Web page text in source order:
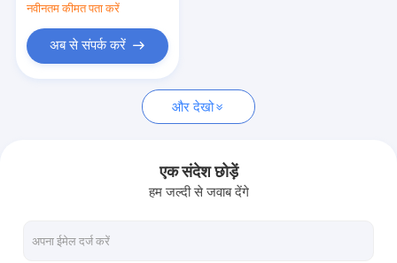
नवीनतम कीमत पता करें
अब से संपर्क करें
और देखो
एक संदेश छोड़ें
हम जल्दी से जवाब देंगे